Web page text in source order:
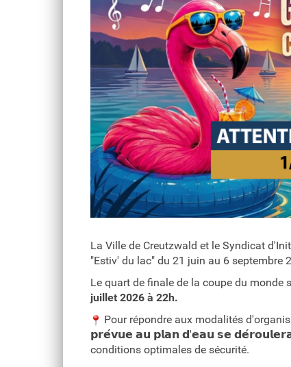
La Ville de Creutzwald et le Syndicat
"Estiv' du lac" du 21 juin au 6 septembre
Le quart de finale de la coupe du monde
juillet 2026 à 22h.
Pour répondre aux modalités
𝗽𝗿𝗲́𝘃𝘂𝗲 𝗮𝘂 𝗽𝗹𝗮𝗻 𝗱'𝗲𝗮𝘂 𝘀𝗲
conditions optimales de sécurité.